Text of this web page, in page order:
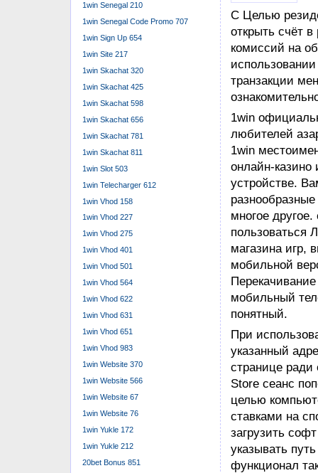
С Целью
открыть счёт
комиссий на
транзакции
1win
любителей
1win
онлайн-казино
устройстве.
многое
пользоваться
магазина игр,
мобильной
мобильный
понятный.
При
указанный
странице ради
Store сеанс
целью
ставками на
загрузить
указывать
функционал
1win Senegal 210
1win Senegal Code Promo 707
1win Sign Up 654
1win Site 217
1win Skachat 320
1win Skachat 425
1win Skachat 598
1win Skachat 656
1win Skachat 781
1win Skachat 811
1win Slot 503
1win Telecharger 612
1win Vhod 158
1win Vhod 227
1win Vhod 275
1win Vhod 401
1win Vhod 501
1win Vhod 564
1win Vhod 622
1win Vhod 631
1win Vhod 651
1win Vhod 983
1win Website 370
1win Website 566
1win Website 67
1win Website 76
1win Yukle 172
1win Yukle 212
20bet Bonus 851